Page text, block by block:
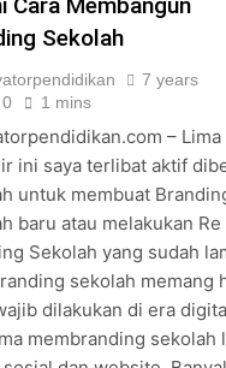
Anak Tanpa Gadget,
TV, dan Bioskop
13 Tahun Namin AB
Ibnu Solihin
Anak Tanpa Gadget,
TV, dan Bioskop
2 Months Ago 2 Months Ago
Foto Profil Namin AB
Ibnu Solihin Untuk
Poster 2026
Sekolah
7 years
0 1 mins
– Lima
ini saya terlibat aktif
untuk membuat
baru atau melakukan Re
Sekolah yang sudah
sekolah memang
dilakukan di era
membranding sekolah